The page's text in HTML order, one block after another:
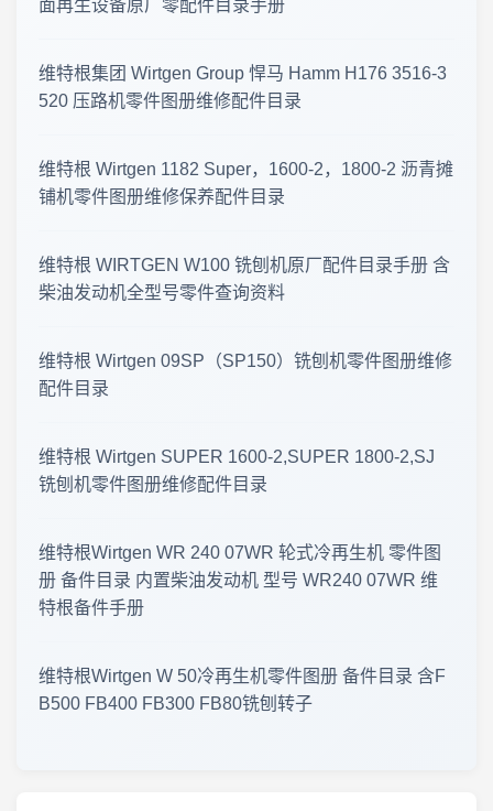
零件图册·更新速递 2026-07-12
临工重机 LGMG SS0407ER 剪叉式高空作业平台 · 零件图册更新
2026年7月1日 工程机械资料更新 · 零件图册与维修手册上新
工程机械资料库 · 更新公告 2026年8月5日
零件图册 · 更新公告 2026年7月30日
工程机械零件图册更新 · 2026年7月29日
工程机械零件图册更新 · 2026年7月26日
面再生设备原厂零配件目录手册
维特根集团 Wirtgen Group 悍马 Hamm H176 3516-3
520 压路机零件图册维修配件目录
维特根 Wirtgen 1182 Super，1600-2，1800-2 沥青摊
铺机零件图册维修保养配件目录
维特根 WIRTGEN W100 铣刨机原厂配件目录手册 含
柴油发动机全型号零件查询资料
维特根 Wirtgen 09SP（SP150）铣刨机零件图册维修
配件目录
维特根 Wirtgen SUPER 1600-2,SUPER 1800-2,SJ
铣刨机零件图册维修配件目录
维特根Wirtgen WR 240 07WR 轮式冷再生机 零件图
册 备件目录 内置柴油发动机 型号 WR240 07WR 维
特根备件手册
维特根Wirtgen W 50冷再生机零件图册 备件目录 含F
B500 FB400 FB300 FB80铣刨转子